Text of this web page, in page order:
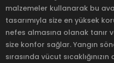
malzemeler kullanarak bu
tasarımıyla size en yüksek
nefes almasına olanak tanır
size konfor sağlar. Yangın
sırasında vücut